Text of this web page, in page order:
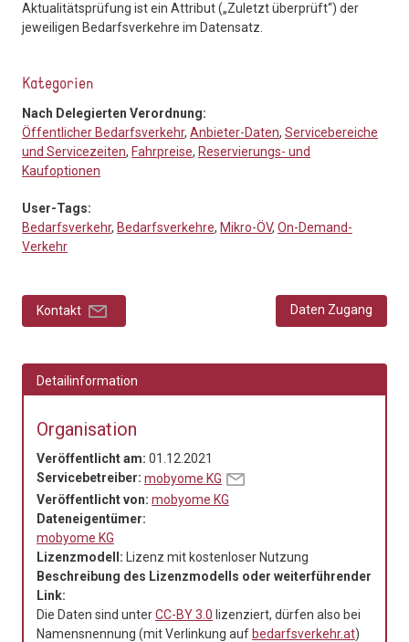
Aktualitätsprüfung ist ein Attribut („Zuletzt überprüft“) der
jeweiligen Bedarfsverkehre im Datensatz.
Kategorien
Nach Delegierten Verordnung:
Öffentlicher Bedarfsverkehr, Anbieter-Daten, Servicebereiche
und Servicezeiten, Fahrpreise, Reservierungs- und
Kaufoptionen
User-Tags:
Bedarfsverkehr, Bedarfsverkehre, Mikro-ÖV, On-Demand-
Verkehr
Kontakt Daten Zugang
Detailinformation
Organisation
Veröffentlicht am: 01.12.2021
Servicebetreiber: mobyome KG
Veröffentlicht von: mobyome KG
Dateneigentümer:
mobyome KG
Lizenzmodell: Lizenz mit kostenloser Nutzung
Beschreibung des Lizenzmodells oder weiterführender
Link:
Die Daten sind unterCC-BY 3.0 lizenziert, dürfen also bei
Namensnennung (mit Verlinkung aufbedarfsverkehr.at)